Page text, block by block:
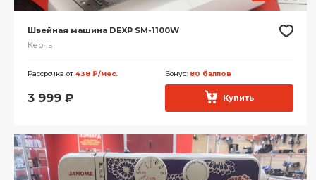
Швейная машина DEXP SM-1100W
Керчь
Рассрочка от 438 ₽/мес. Бонус: 80 баллов
3 999 ₽ Купить